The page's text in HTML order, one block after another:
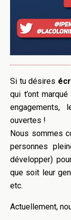
Si tu désires
qui t’ont
ouvertes !
Nous sommes
personnes
développer)
que soit leur
etc.
Actuellement,